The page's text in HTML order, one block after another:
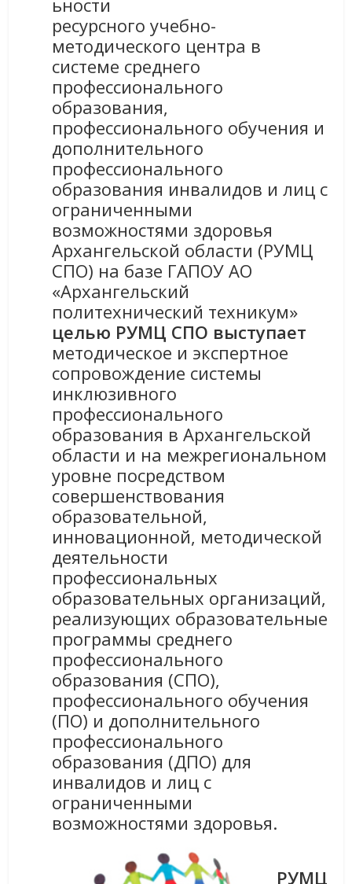
ьности
ресурсного учебно-
методического центра в
системе среднего
профессионального
образования,
профессионального обучения и
дополнительного
профессионального
образования инвалидов и лиц с
ограниченными
возможностями здоровья
Архангельской области (РУМЦ
СПО) на базе ГАПОУ АО
«Архангельский
политехнический техникум»
целью РУМЦ СПО выступает
методическое и экспертное
сопровождение системы
инклюзивного
профессионального
образования в Архангельской
области и на межрегиональном
уровне посредством
совершенствования
образовательной,
инновационной, методической
деятельности
профессиональных
образовательных организаций,
реализующих образовательные
программы среднего
профессионального
образования (СПО),
профессионального обучения
(ПО) и дополнительного
профессионального
образования (ДПО) для
инвалидов и лиц с
ограниченными
возможностями здоровья.
РУМЦ